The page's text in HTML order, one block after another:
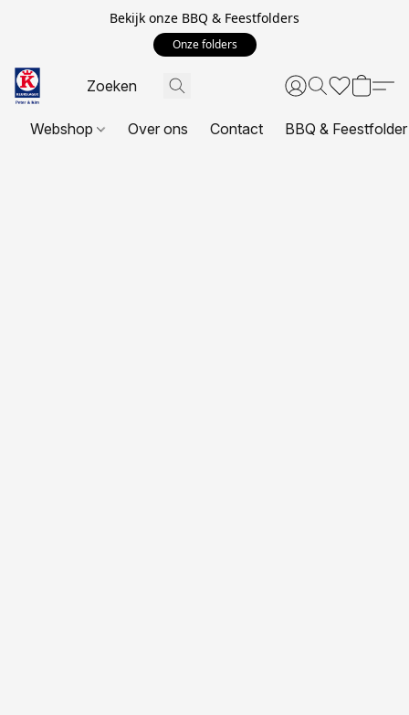
Bekijk onze BBQ & Feestfolders
Onze folders
Webshop Over ons Contact BBQ & Feestfolder